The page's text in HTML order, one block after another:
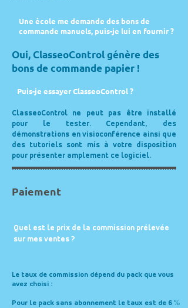
Une école me demande des bons de
commande manuels, puis-je lui en fournir ?
Oui, ClasseoControlgénère des
bons de commande papier !
Puis-je essayer ClasseoControl ?
ClasseoControl ne peut pas être installé
pour le tester. Cependant, des
démonstrations en visioconférence ainsi que
des tutoriels sont mis à votre disposition
pour présenter amplement ce logiciel.
Paiement
Quel est le prix de la commission prélevée
sur mes ventes ?
Le taux de commission dépend du pack que vous
avez choisi :
Pour le pack sans abonnement le taux est de 6 %